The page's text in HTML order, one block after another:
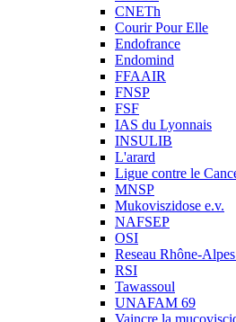
CNETh
Courir Pour Elle
Endofrance
Endomind
FFAAIR
FNSP
FSF
IAS du Lyonnais
INSULIB
L'arard
Ligue contre le
MNSP
Mukoviszidose e.v.
NAFSEP
OSI
Reseau Rhône-
RSI
Tawassoul
UNAFAM 69
Vaincre la